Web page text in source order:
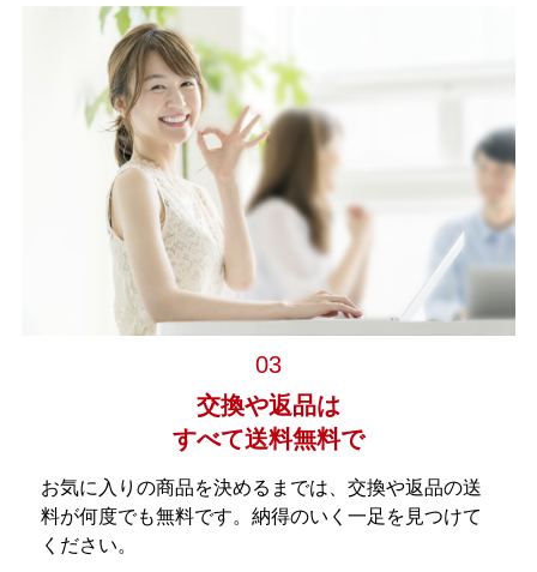
03
交換や返品は
すべて送料無料で
お気に入りの商品を決めるまでは、交換や返品の送
料が何度でも無料です。納得のいく一足を見つけて
ください。